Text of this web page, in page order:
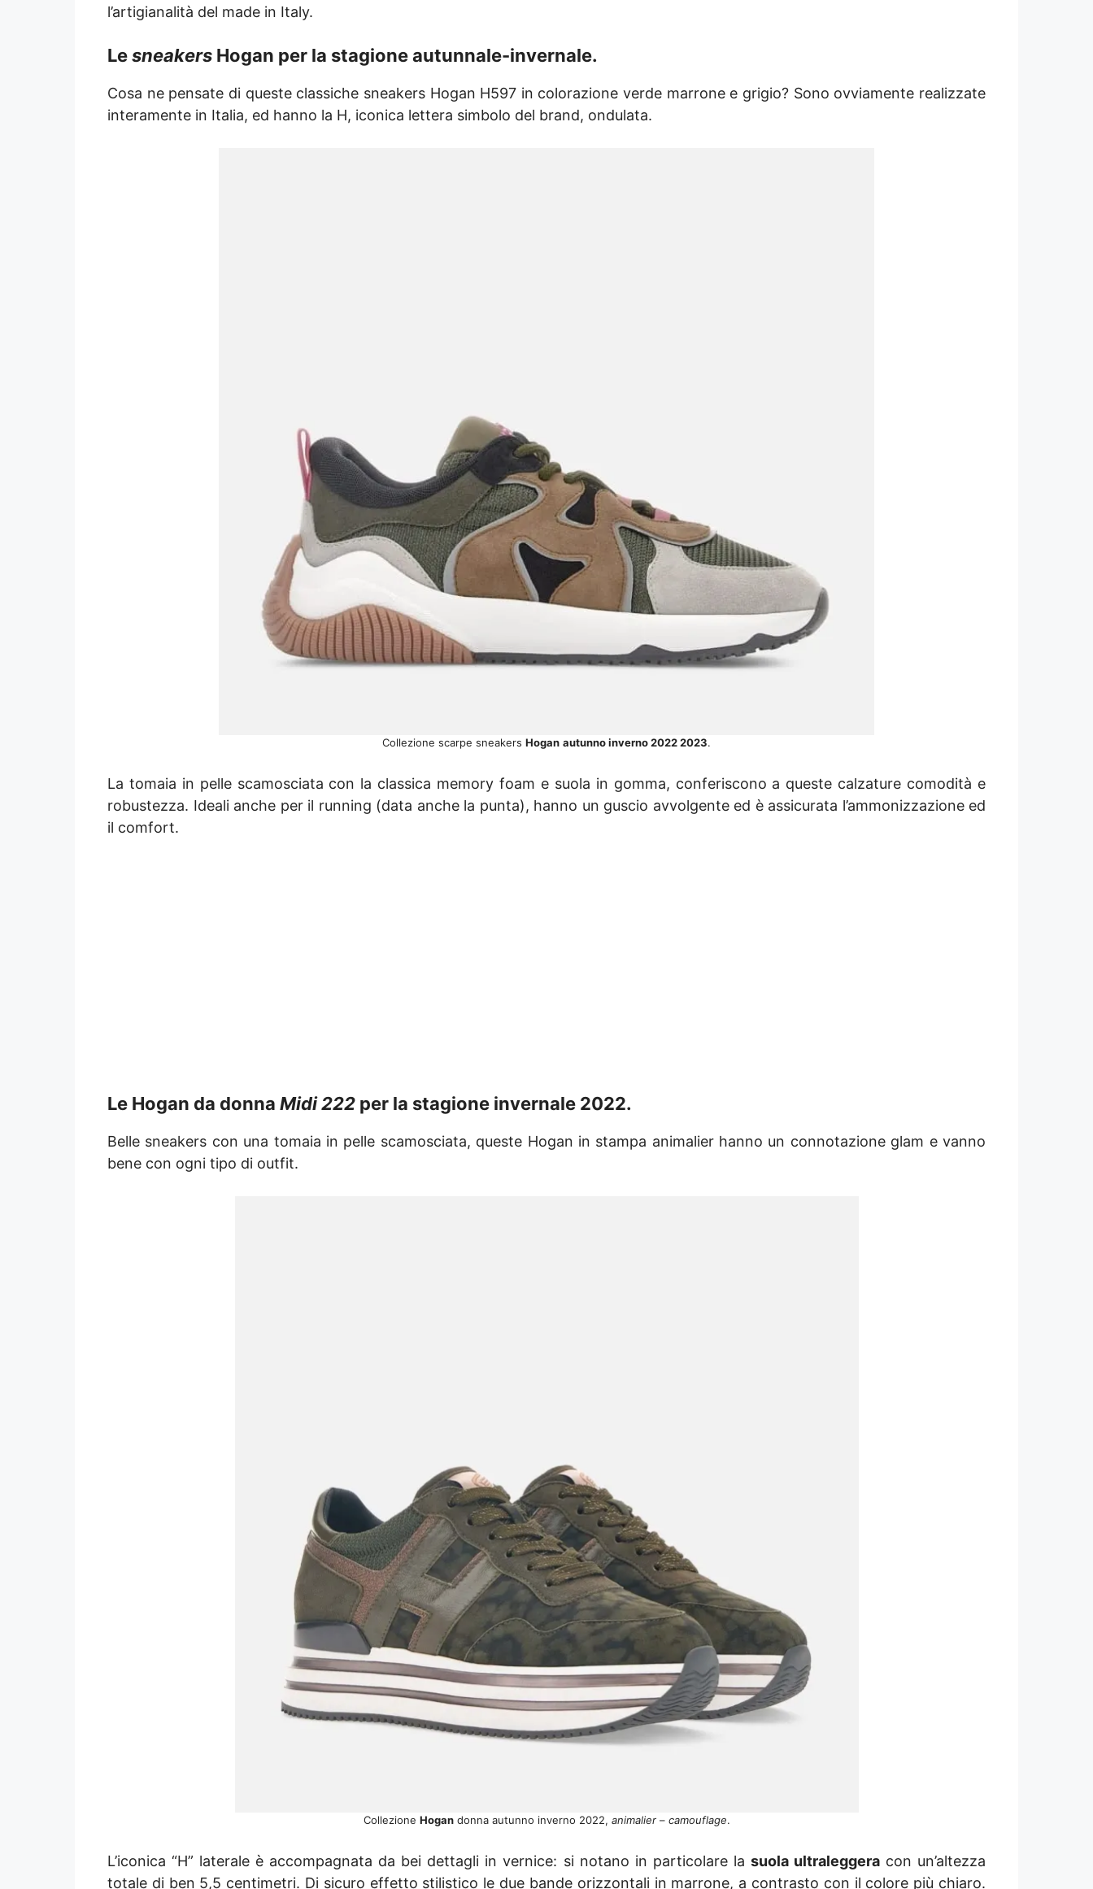
l’artigianalità del made in Italy.
Lesneakers Hogan per la stagione autunnale-invernale.
Cosa ne pensate di queste classiche sneakers Hogan H597 in colorazione verde marrone e grigio? Sono ovviamente realizzate
interamente in Italia, ed hanno la H, iconica lettera simbolo del brand, ondulata.
Collezione scarpe sneakers Hogan autunno inverno 2022 2023.
La tomaia in pelle scamosciata con la classica memory foam e suola in gomma, conferiscono a queste calzature comodità e
robustezza. Ideali anche per il running (data anche la punta), hanno un guscio avvolgente ed è assicurata l’ammonizzazione ed
il comfort.
Le Hogan da donna Midi 222 per la stagione invernale 2022.
Belle sneakers con una tomaia in pelle scamosciata, queste Hogan in stampa animalier hanno un connotazione glam e vanno
bene con ogni tipo di outfit.
Collezione Hogandonna autunno inverno 2022, animalier– camouflage.
L’iconica “H” laterale è accompagnata da bei dettagli in vernice: si notano in particolare la suola ultraleggeracon un’altezza
totale di ben 5,5 centimetri. Di sicuro effetto stilistico le due bande orizzontali in marrone, a contrasto con il colore più chiaro.